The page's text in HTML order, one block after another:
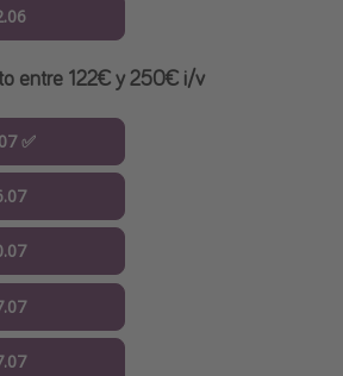
entre 122€ y 250€ i/v
✅